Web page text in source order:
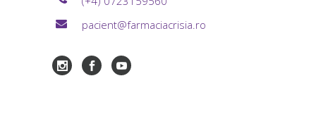
pacient@farmaciacrisia.ro